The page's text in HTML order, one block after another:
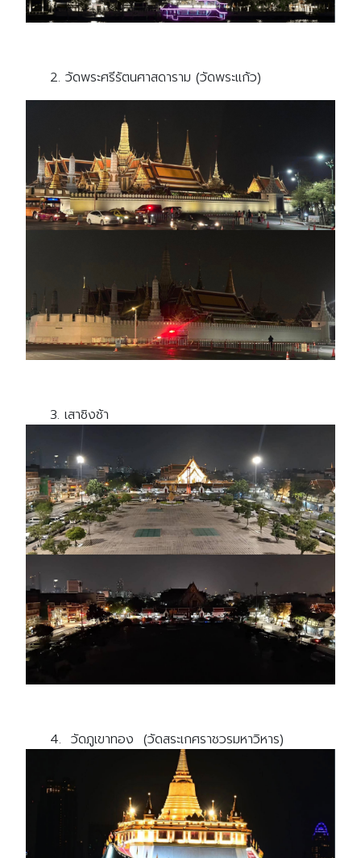
2. วัดพระศรีรัตนศาสดาราม (วัดพระแก้ว)
3. เสาชิงช้า
4. วัดภูเขาทอง (วัดสระเกศราชวรมหาวิหาร)